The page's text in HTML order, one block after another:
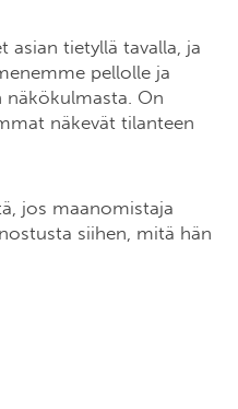
asian tietyllä tavalla, ja
pellolle ja
On
näkevät tilanteen
jos maanomistaja
siihen, mitä hän